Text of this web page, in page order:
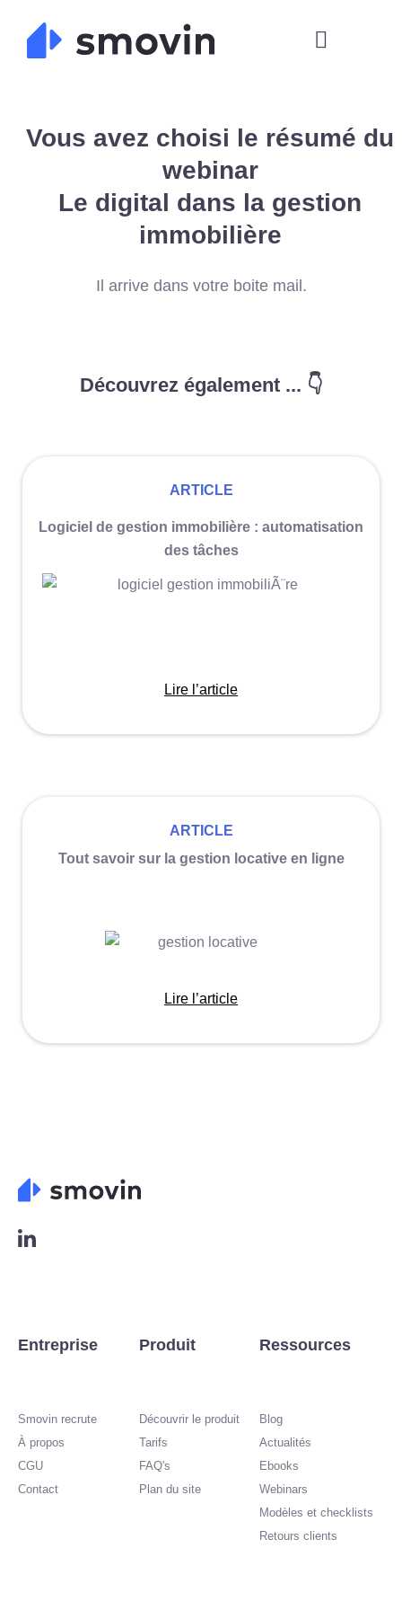
content
Vous avez choisi le résumé du
webinar
Le digital dans la gestion
immobilière
Il arrive dans votre boite mail.
Découvrez également ... 👇
ARTICLE
Logiciel de gestion immobilière : automatisation
des tâches
Lire l’article
ARTICLE
Tout savoir sur la gestion locative en ligne
Lire l’article
L
n
i
Entreprise
Smovin recrute
À propos
CGU
Contact
Produit
Découvrir le produit
Tarifs
FAQ's
Plan du site
Ressources
Blog
Actualités
Ebooks
Webinars
Modèles et checklists
Retours clients